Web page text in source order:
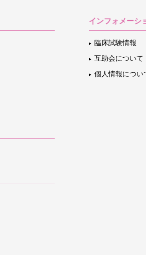
インフォメーシ
臨床試験情報
互助会について
個人情報につい